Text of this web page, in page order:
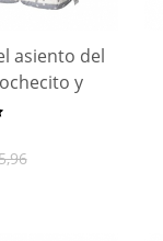
asiento del
y
de cojín